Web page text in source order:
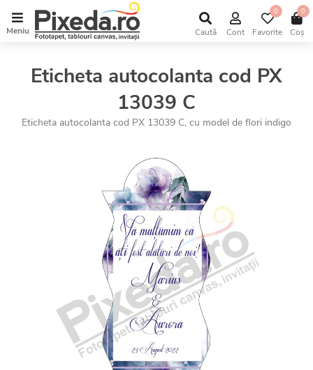
Meniu Caută Cont Favorite
0
Coș
0
Eticheta autocolanta cod PX
13039 C
Eticheta autocolanta cod PX 13039 C, cu model de flori indigo